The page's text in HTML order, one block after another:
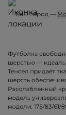
Ваш город —
Футболка
шерстью —
Тенсел придаёт
шерсть
Расслабленный
модель
модели: 175/83/61/